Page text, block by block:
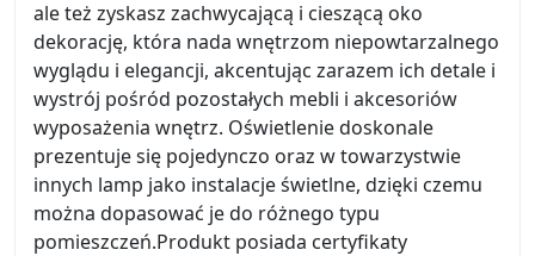
ale też zyskasz zachwycającą i cieszącą oko
dekorację, która nada wnętrzom niepowtarzalnego
wyglądu i elegancji, akcentując zarazem ich detale i
wystrój pośród pozostałych mebli i akcesoriów
wyposażenia wnętrz. Oświetlenie doskonale
prezentuje się pojedynczo oraz w towarzystwie
innych lamp jako instalacje świetlne, dzięki czemu
można dopasować je do różnego typu
pomieszczeń.Produkt posiada certyfikaty